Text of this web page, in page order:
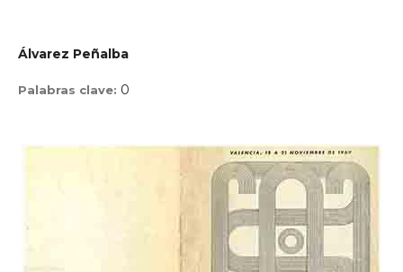
Álvarez Peñalba
Palabras clave: 0